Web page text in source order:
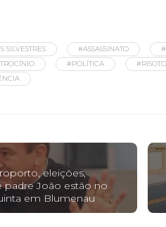
SILVESTRES #ASSASSINATO
#POLÍTICA
eleições,
padre João estão no
em Blumenau